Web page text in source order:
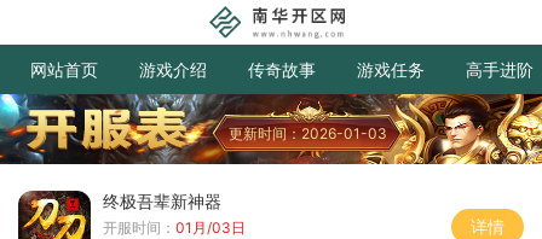
网站首页 游戏介绍 传奇故事 游戏任务 高手进阶
更新时间：2026-01-03
终极吾辈新神器
开服时间： 01月/03日
详情